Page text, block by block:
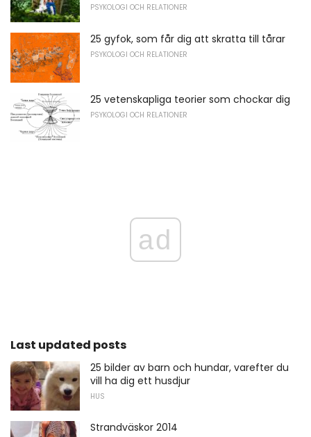
PSYKOLOGI OCH RELATIONER
25 gyfok, som får dig att skratta till tårar
PSYKOLOGI OCH RELATIONER
25 vetenskapliga teorier som chockar dig
PSYKOLOGI OCH RELATIONER
ad
Last updated posts
25 bilder av barn och hundar, varefter du
vill ha dig ett husdjur
HUS
Strandväskor 2014